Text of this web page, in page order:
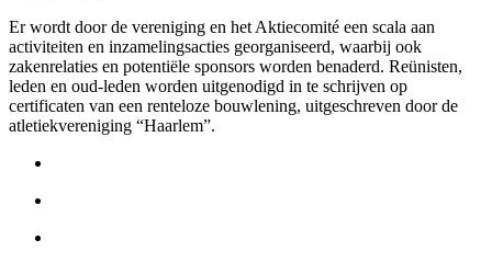
Er wordt door de vereniging en het Aktiecomité een scala aan
activiteiten en inzamelingsacties georganiseerd, waarbij ook
zakenrelaties en potentiële sponsors worden benaderd. Reünisten,
leden en oud-leden worden uitgenodigd in te schrijven op
certificaten van een renteloze bouwlening, uitgeschreven door de
atletiekvereniging “Haarlem”.